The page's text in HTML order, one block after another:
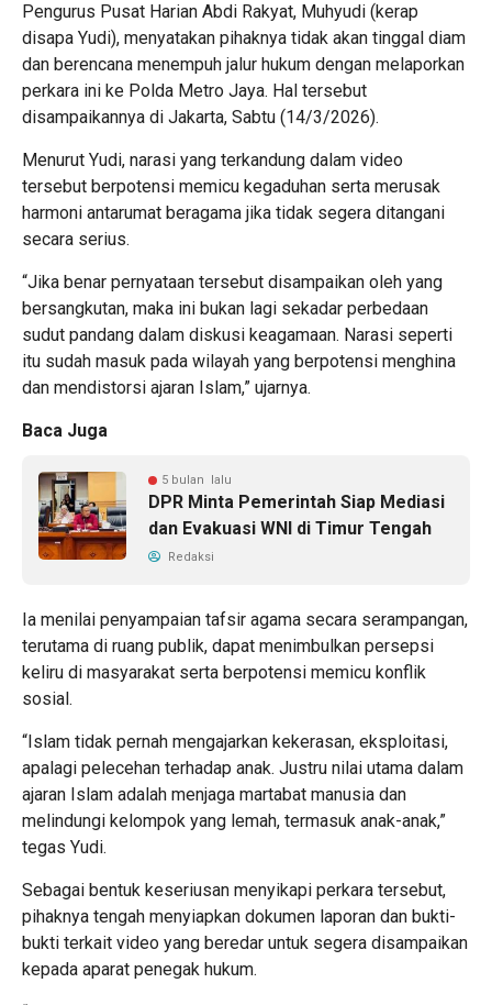
Pengurus Pusat Harian Abdi Rakyat, Muhyudi (kerap
disapa Yudi), menyatakan pihaknya tidak akan tinggal diam
dan berencana menempuh jalur hukum dengan melaporkan
perkara ini ke Polda Metro Jaya. Hal tersebut
disampaikannya di Jakarta, Sabtu (14/3/2026).
Menurut Yudi, narasi yang terkandung dalam video
tersebut berpotensi memicu kegaduhan serta merusak
harmoni antarumat beragama jika tidak segera ditangani
secara serius.
“Jika benar pernyataan tersebut disampaikan oleh yang
bersangkutan, maka ini bukan lagi sekadar perbedaan
sudut pandang dalam diskusi keagamaan. Narasi seperti
itu sudah masuk pada wilayah yang berpotensi menghina
dan mendistorsi ajaran Islam,” ujarnya.
Baca Juga
5 bulan lalu
DPR Minta Pemerintah Siap Mediasi
dan Evakuasi WNI di Timur Tengah
Redaksi
Ia menilai penyampaian tafsir agama secara serampangan,
terutama di ruang publik, dapat menimbulkan persepsi
keliru di masyarakat serta berpotensi memicu konflik
sosial.
“Islam tidak pernah mengajarkan kekerasan, eksploitasi,
apalagi pelecehan terhadap anak. Justru nilai utama dalam
ajaran Islam adalah menjaga martabat manusia dan
melindungi kelompok yang lemah, termasuk anak-anak,”
tegas Yudi.
Sebagai bentuk keseriusan menyikapi perkara tersebut,
pihaknya tengah menyiapkan dokumen laporan dan bukti-
bukti terkait video yang beredar untuk segera disampaikan
kepada aparat penegak hukum.